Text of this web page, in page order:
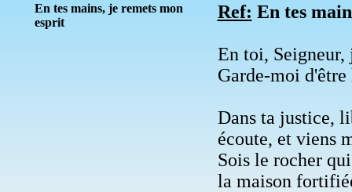
En tes mains, je remets mon
esprit
Ref: En tes
En toi,
Garde-moi
Dans ta justice,
écoute, et viens
Sois le rocher
la maison